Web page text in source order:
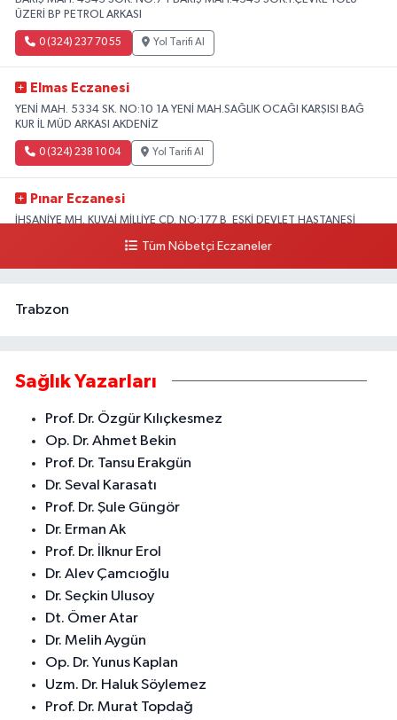
ÜZERİ BP PETROL ARKASI
0 (324) 237 70 55 Yol Tarifi Al
Elmas Eczanesi
YENİ MAH. 5334 SK. NO:10 1A YENİ MAH.SAĞLIK OCAĞI KARŞISI BAĞ
KUR İL MÜD ARKASI AKDENİZ
0 (324) 238 10 04 Yol Tarifi Al
Pınar Eczanesi
İHSANİYE MH. KUVAİ MİLLİYE CD. NO:177 B ESKİ DEVLET HASTANESİ
Tüm Nöbetçi Eczaneler
Trabzon
Sağlık Yazarları
Prof. Dr. Özgür Kılıçkesmez
Op. Dr. Ahmet Bekin
Prof. Dr. Tansu Erakgün
Dr. Seval Karasatı
Prof. Dr. Şule Güngör
Dr. Erman Ak
Prof. Dr. İlknur Erol
Dr. Alev Çamcıoğlu
Dr. Seçkin Ulusoy
Dt. Ömer Atar
Dr. Melih Aygün
Op. Dr. Yunus Kaplan
Uzm. Dr. Haluk Söylemez
Prof. Dr. Murat Topdağ